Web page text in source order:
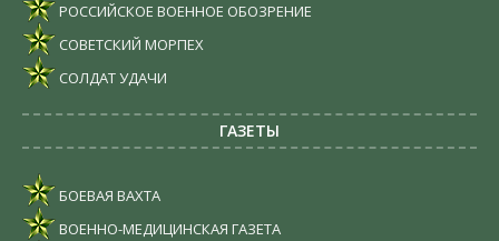
РОССИЙСКОЕ ВОЕННОЕ ОБОЗРЕНИЕ
СОВЕТСКИЙ МОРПЕХ
СОЛДАТ УДАЧИ
ГАЗЕТЫ
БОЕВАЯ ВАХТА
ВОЕННО-МЕДИЦИНСКАЯ ГАЗЕТА